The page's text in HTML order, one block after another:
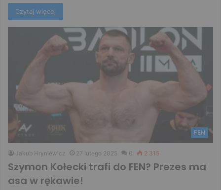
Czytaj więcej
FEN
Jakub Hryniewicz 27 lutego 2025 0 2 315
Szymon Kołecki trafi do FEN? Prezes ma
asa w rękawie!